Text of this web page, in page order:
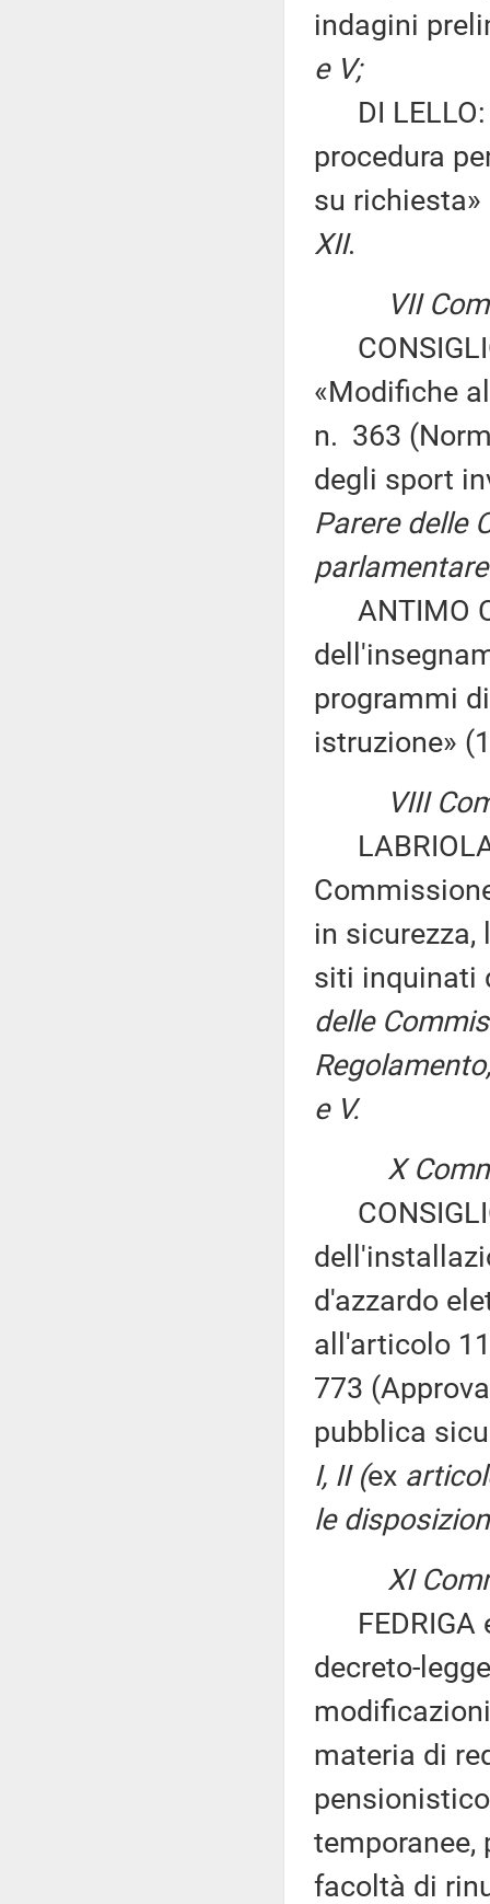
indagini
e V;
DI LELLO:
procedura
su
XII.
VII
«Modifiche
n. 363
degli sport
Parere delle
ANTIMO
programmi
istruzione»
VIII
in
siti inquinati
delle
e V.
X
d'azzardo
all'articolo
773
pubblica
I, II (ex
le
XI
FEDRIGA
decreto-
materia di
temporanee,
facoltà di